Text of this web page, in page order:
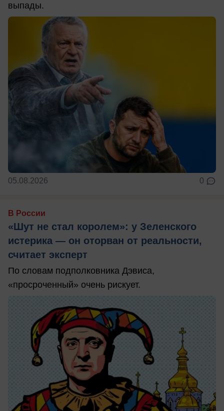
выпады.
05.08.2026 0
В России
«Шут не стал королем»: у Зеленского
истерика — он оторван от реальности,
считает эксперт
По словам подполковника Дэвиса,
«просроченный» очень рискует.